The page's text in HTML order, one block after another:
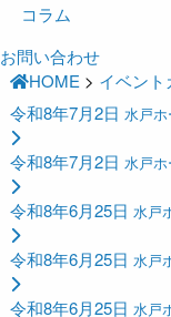
コラム
お問い合わせ
HOME > イベント
令和8年7月2日 水戸
令和8年7月2日 水戸
令和8年6月25日 水戸
令和8年6月25日 水戸
令和8年6月25日 水戸